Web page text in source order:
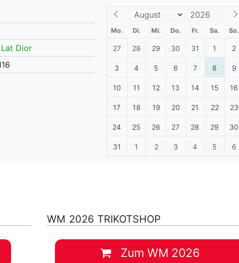
2026 Spielplan Excel – kostenlos
& automatisch ausfüllen
Dior
Mo. Di. Mi. Do. Fr. Sa. So.
27 28 29 30 31 1 2
3 4 5 6 7 8 9
10 11 12 13 14 15 16
17 18 19 20 21 22 23
24 25 26 27 28 29 30
31 1 2 3 4 5 6
WM 2026 TRIKOTSHOP
Zum WM 2026